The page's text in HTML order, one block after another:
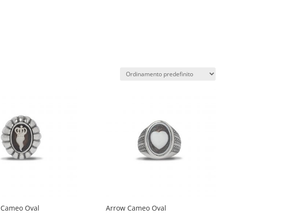
Oval
Arrow Cameo Oval